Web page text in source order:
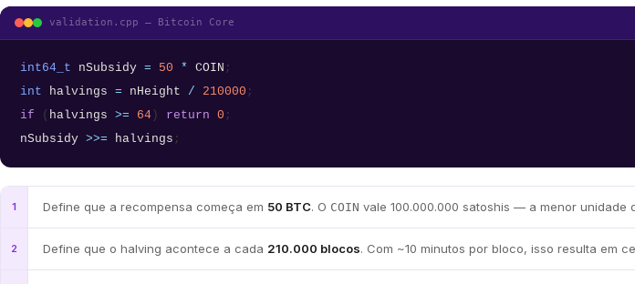
validation.cpp — Bitcoin Core
int64_t nSubsidy = 50 * COIN ;
int
halvings = nHeight / 210000 ;
if ( halvings >= 64 ) return 0 ;
nSubsidy >>= halvings ;
1 Define que a recompensa começa em 50 BTC. O COIN vale 100.000.000 satoshis — a menor unidade
2 Define que o halving acontece a cada 210.000 blocos. Com ~10 minutos por bloco, isso resulta em